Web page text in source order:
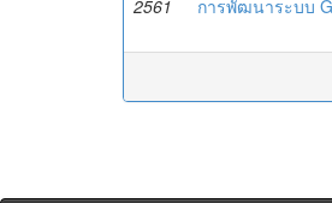
2561 การพัฒนาระบบ